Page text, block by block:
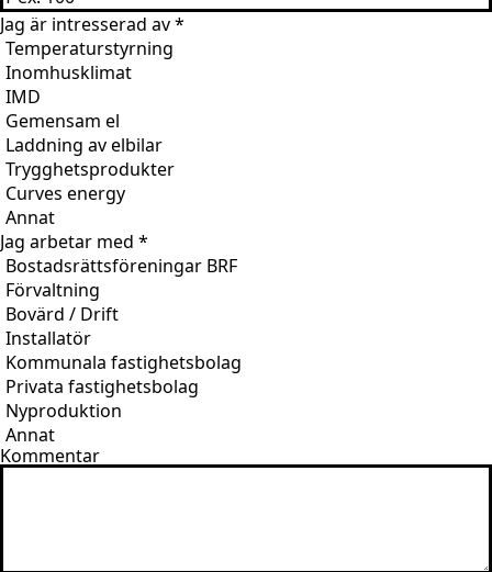
Jag är intresserad av*
Temperaturstyrning
Inomhusklimat
IMD
Gemensam el
Laddning av elbilar
Trygghetsprodukter
Curves energy
Annat
Jag arbetar med *
Bostadsrättsföreningar BRF
Förvaltning
Bovärd / Drift
Installatör
Kommunala fastighetsbolag
Privata fastighetsbolag
Nyproduktion
Annat
Kommentar